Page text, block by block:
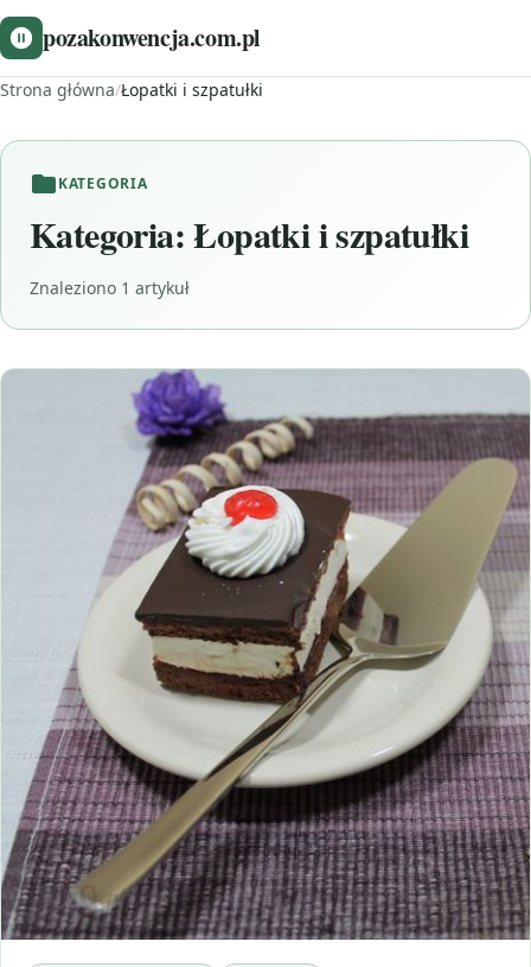
pozakonwencja.com.pl
Strona główna/Łopatki i szpatułki
KATEGORIA
Kategoria:Łopatki i szpatułki
Znaleziono 1 artykuł